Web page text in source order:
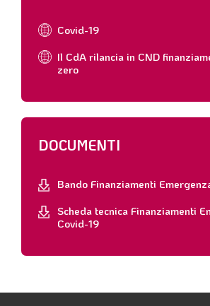
Covid-19
Il CdA rilancia in CND
zero
DOCUMENTI
Bando Finanziamenti
Scheda tecnica Finanziamenti
Covid-19